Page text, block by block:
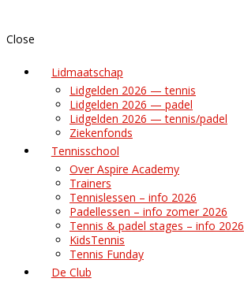
Close
Lidmaatschap
Lidgelden 2026 — tennis
Lidgelden 2026 — padel
Lidgelden 2026 — tennis/padel
Ziekenfonds
Tennisschool
Over Aspire Academy
Trainers
Tennislessen – info 2026
Padellessen – info zomer 2026
Tennis & padel stages – info 2026
KidsTennis
Tennis Funday
De Club